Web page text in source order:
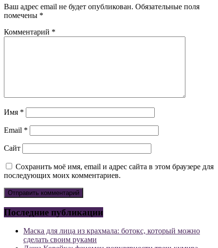
Ваш адрес email не будет опубликован. Обязательные поля
помечены *
Комментарий *
Имя *
Email *
Сайт
Сохранить моё имя, email и адрес сайта в этом браузере для
последующих моих комментариев.
Последние публикации
Маска для лица из крахмала: ботокс, который можно
сделать своим руками